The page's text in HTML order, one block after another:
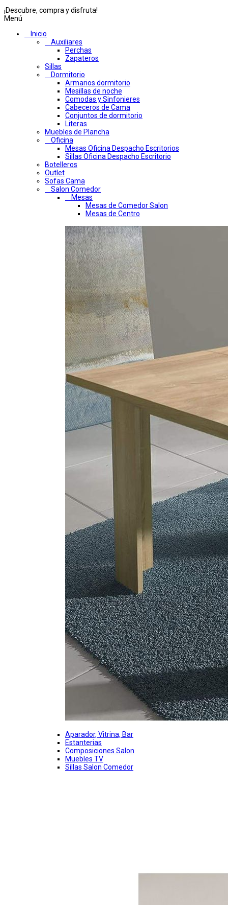
¡Descubre, compra y disfruta!
Menú
Inicio
Auxiliares
Perchas
Zapateros
Sillas
Dormitorio
Armarios dormitorio
Mesillas de noche
Comodas y Sinfonieres
Cabeceros de Cama
Conjuntos de dormitorio
Literas
Muebles de Plancha
Oficina
Mesas Oficina Despacho Escritorios
Sillas Oficina Despacho Escritorio
Botelleros
Outlet
Sofas Cama
Salon Comedor
Mesas
Mesas de Comedor Salon
Mesas de Centro
Aparador, Vitrina, Bar
Estanterias
Composiciones Salon
Muebles TV
Sillas Salon Comedor